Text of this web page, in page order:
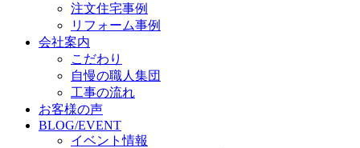
注文住宅事例
リフォーム事例
会社案内
こだわり
自慢の職人集団
工事の流れ
お客様の声
BLOG/EVENT
イベント情報